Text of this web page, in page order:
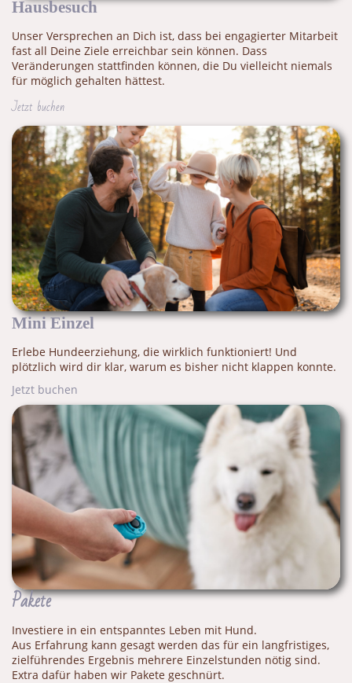
Hausbesuch
Unser Versprechen an Dich ist, dass bei engagierter Mitarbeit
fast all Deine Ziele erreichbar sein können. Dass
Veränderungen stattfinden können, die Du vielleicht niemals
für möglich gehalten hättest.
Jetzt buchen
Mini Einzel
Erlebe Hundeerziehung, die wirklich funktioniert! Und
plötzlich wird dir klar, warum es bisher nicht klappen konnte.
Jetzt buchen
Pakete
Investiere in ein entspanntes Leben mit Hund.
Aus Erfahrung kann gesagt werden das für ein langfristiges,
zielführendes Ergebnis mehrere Einzelstunden nötig sind.
Extra dafür haben wir Pakete geschnürt.